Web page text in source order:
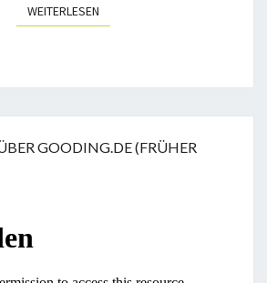
WEITERLESENWEITERLESEN
GOODING.DE (FRÜHER